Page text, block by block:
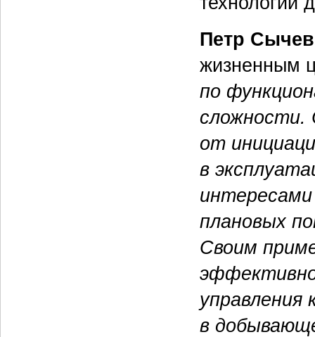
Петр Сычев
жизненным
по
сложности.
от
в
плановых
Своим
в